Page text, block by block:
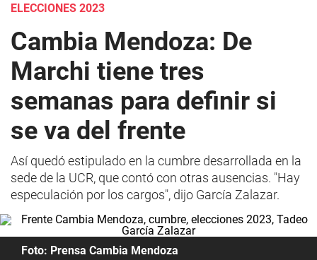
ELECCIONES 2023
Cambia Mendoza: De
Marchi tiene tres
semanas para definir si
se va del frente
Así quedó estipulado en la cumbre desarrollada en la
sede de la UCR, que contó con otras ausencias. "Hay
especulación por los cargos", dijo García Zalazar.
Foto: Prensa Cambia Mendoza